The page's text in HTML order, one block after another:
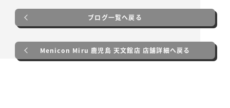
ブログ一覧へ戻る
Menicon Miru 鹿児島 天文館店 店舗詳細へ戻る